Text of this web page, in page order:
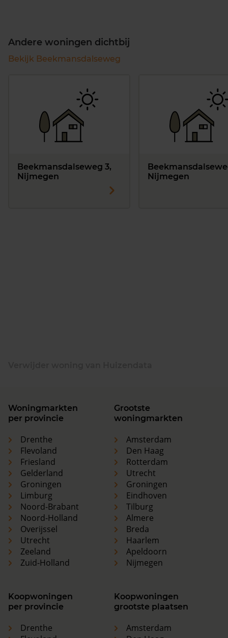
Andere woningen dichtbij
Bekijk Beekmansdalseweg
Beekmansdalseweg 3,
Nijmegen
Nijmegen
Woningmarkten
per provincie
Drenthe
Flevoland
Friesland
Gelderland
Groningen
Limburg
Noord-Brabant
Noord-Holland
Overijssel
Utrecht
Zeeland
Zuid-Holland
Grootste
woningmarkten
Amsterdam
Den Haag
Rotterdam
Utrecht
Groningen
Eindhoven
Tilburg
Almere
Breda
Haarlem
Apeldoorn
Nijmegen
Koopwoningen
per provincie
Drenthe
Koopwoningen
grootste plaatsen
Amsterdam